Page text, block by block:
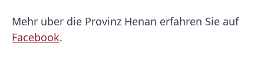
Mehr über die Provinz Henan erfahren Sie auf
Facebook.